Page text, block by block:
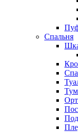
Спальня